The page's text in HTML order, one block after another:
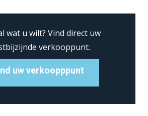
wat u wilt? Vind direct uw
verkooppunt.
uw verkoopppunt